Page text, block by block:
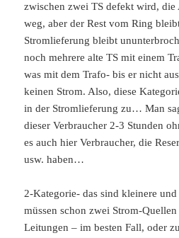
zwischen zwei TS defekt wird,
weg, aber der Rest vom Ring
Stromlieferung bleibt
noch mehrere alte TS mit einem
was mit dem Trafo- bis er nicht
keinen Strom. Also, diese
in der Stromlieferung zu… Man
dieser Verbraucher 2-3 Stunden
es auch hier Verbraucher, die
usw. haben…
2-Kategorie- das sind kleinere
müssen schon zwei Strom-
Leitungen – im besten Fall, oder